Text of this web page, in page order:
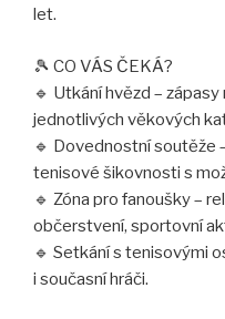
let.
🎾 CO VÁS ČEKÁ?
🔹 Utkání hvězd –
jednotlivých věkových
🔹 Dovednostní soutěže
tenisové šikovnosti s
🔹 Zóna pro fanoušky –
občerstvení, sportovní
🔹 Setkání s tenisovými
i současní hráči.